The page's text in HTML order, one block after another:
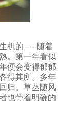
机的——随着
。第一年看似
便会变得郁郁
得其所。多年
归。草丛随风
也带着明确的